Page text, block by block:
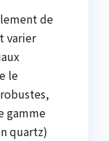
de
varier
le
gamme
quartz)